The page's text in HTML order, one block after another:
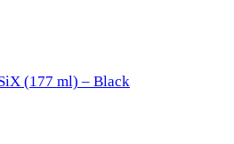
(177 ml) – Black